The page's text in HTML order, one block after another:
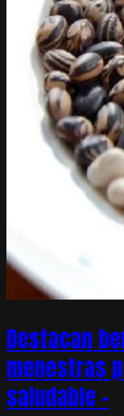
Destacan
menestras
saludable –